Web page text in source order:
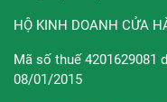
Dung tích:50ml
***Tác dụng của sản
của mỗi người. Với
HỘ KINH DOANH CỬA
Mã số thuế 4201629081
08/01/2015